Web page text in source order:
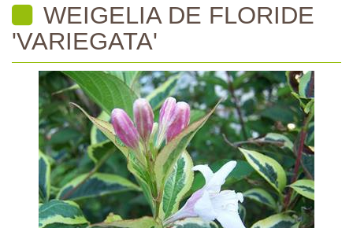
WEIGELIA DE FLORIDE
'VARIEGATA'